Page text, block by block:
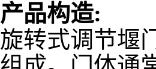
产品构造:
旋转式调节堰